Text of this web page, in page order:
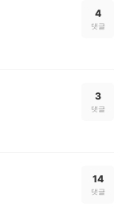
4
댓글
3
댓글
14
댓글